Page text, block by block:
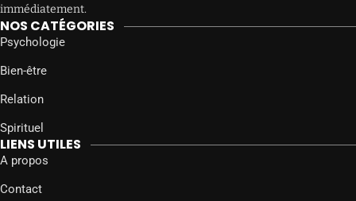
immédiatement.
NOS CATÉGORIES
Psychologie
Bien-être
Relation
Spirituel
LIENS UTILES
A propos
Contact